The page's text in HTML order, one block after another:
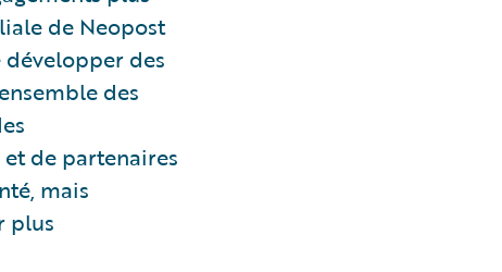
de Neopost
des
des
de partenaires
mais
plus